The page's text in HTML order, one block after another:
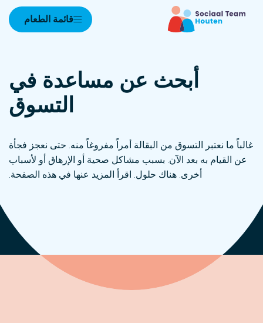
قائمة الطعام
أبحث عن مساعدة في
التسوق
غالباً ما نعتبر التسوق من البقالة أمراً مفروغاً منه. حتى نعجز فجأة
عن القيام به بعد الآن. بسبب مشاكل صحية أو الإرهاق أو لأسباب
أخرى. هناك حلول. اقرأ المزيد عنها في هذه الصفحة.